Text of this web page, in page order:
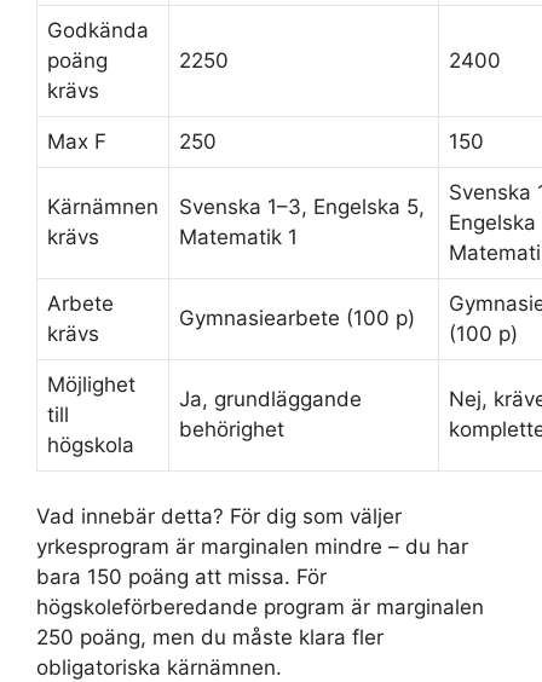
Godkända
poäng
krävs
2250 2400
Max F 250 150
Kärnämnen
krävs
Svenska 1–3, Engelska 5,
Matematik 1
Svenska
Engelska
Arbete
krävs
Gymnasiearbete (100 p)
(100 p)
Möjlighet
till
högskola
Ja, grundläggande
behörighet
Nej,
Vad innebär detta? För dig som väljer
yrkesprogram är marginalen mindre – du har
bara 150 poäng att missa. För
högskoleförberedande program är marginalen
250 poäng, men du måste klara fler
obligatoriska kärnämnen.